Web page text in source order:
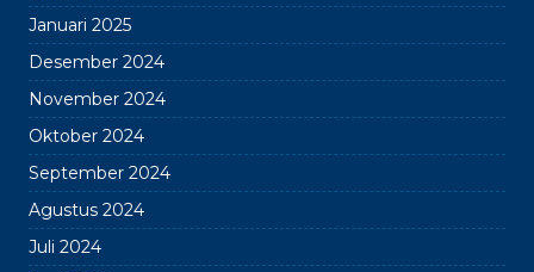
Januari 2025
Desember 2024
November 2024
Oktober 2024
September 2024
Agustus 2024
Juli 2024